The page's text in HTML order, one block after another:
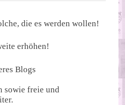
die es werden wollen!
erhöhen!
Blogs
sowie freie und